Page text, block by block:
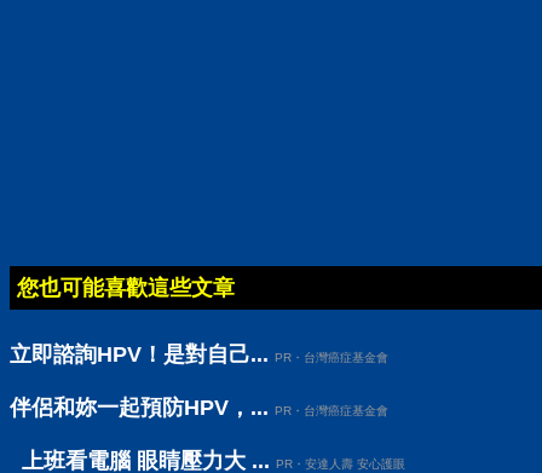
您也可能喜歡這些文章
立即諮詢HPV！是對自己... PR・台灣癌症基金會
伴侶和妳一起預防HPV，... PR・台灣癌症基金會
上班看電腦 眼睛壓力大 ... PR・安達人壽 安心護眼